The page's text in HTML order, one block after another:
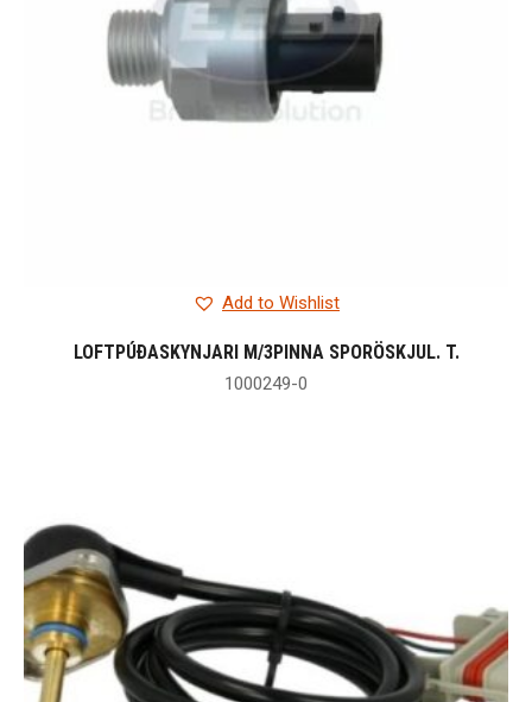
Add to Wishlist
LOFTPÚÐASKYNJARI M/3PINNA SPORÖSKJUL. T.
1000249-0